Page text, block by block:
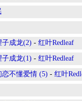
成龙(2) - 红叶Redleaf
成龙(1) - 红叶Redleaf
不懂爱情 (5) - 红叶